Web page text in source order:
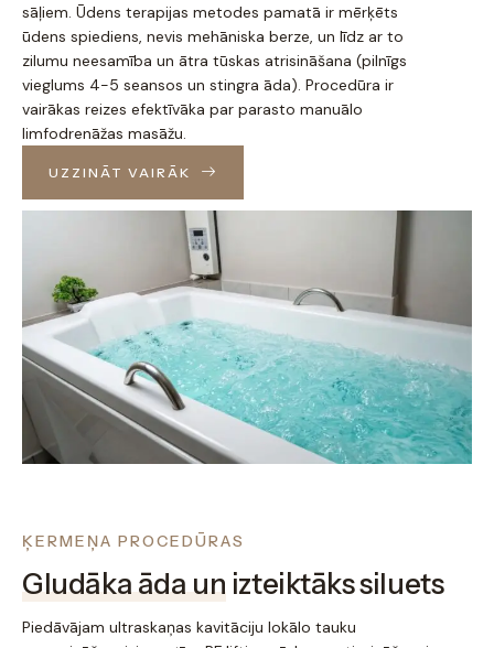
sāļiem. Ūdens terapijas metodes pamatā ir mērķēts
ūdens spiediens, nevis mehāniska berze, un līdz ar to
zilumu neesamība un ātra tūskas atrisināšana (pilnīgs
vieglums 4-5 seansos un stingra āda). Procedūra ir
vairākas reizes efektīvāka par parasto manuālo
limfodrenāžas masāžu.
UZZINĀT VAIRĀK
ĶERMEŅA PROCEDŪRAS
Gludāka āda un izteiktākssiluets
Piedāvājam ultraskaņas kavitāciju lokālo tauku